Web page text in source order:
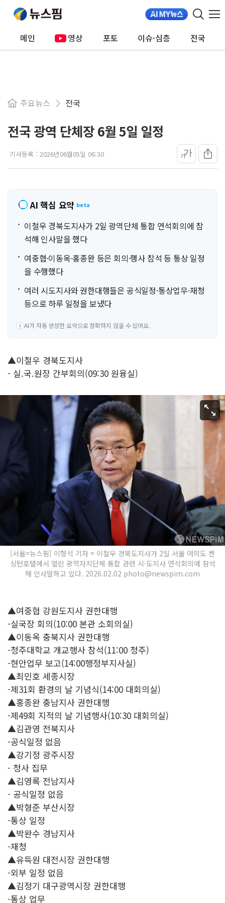
메인 영상 포토 이슈·심층 전국
주요뉴스 전국
전국 광역 단체장 6월 5일 일정
기사등록 : 2026년06월05일 06:30 가가
AI 핵심 요약 beta
이철우 경북도지사가 2일 광역단체 통합 연석회의에 참
석해 인사말을 했다
여중협·이동옥·홍종완 등은 회의·행사 참석 등 통상 일정
을 수행했다
여러 시도지사와 권한대행들은 공식일정·통상업무·재청
등으로 하루 일정을 보냈다
! AI가 자동 생성한 요약으로 정확하지 않을 수 있어요.
▲이철우 경북도지사
- 실.국.원장 간부회의(09:30 원융실)
[서울=뉴스핌] 이형석 기자 = 이철우 경북도지사가 2일 서울 여의도 켄
싱턴호텔에서 열린 광역자치단체 통합 관련 시·도지사 연석회의에 참석
해 인사말하고 있다. 2026.02.02 photo@newspim.com
▲여중협 강원도지사 권한대행
-실국장 회의(10:00 본관 소회의실)
▲이동옥 충북지사 권한대행
-청주대학교 개교행사 참석(11:00 청주)
-현안업무 보고(14:00행정부지사실)
▲최민호 세종시장
-제31회 환경의 날 기념식(14:00 대회의실)
▲홍종완 충남지사 권한대행
-제49회 지적의 날 기념행사(10:30 대회의실)
▲김관영 전북지사
-공식일정 없음
▲강기정 광주시장
- 청사 집무
▲김영록 전남지사
- 공식일정 없음
▲박형준 부산시장
-통상 일정
▲박완수 경남지사
-재청
▲유득원 대전시장 권한대행
-외부 일정 없음
▲김정기 대구광역시장 권한대행
-통상 업무